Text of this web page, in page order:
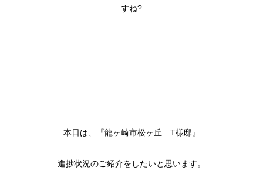
すね?
ｰｰｰｰｰｰｰｰｰｰｰｰｰｰｰｰｰｰｰｰｰｰｰｰｰｰｰｰ
本日は、『龍ヶ崎市松ヶ丘 T様邸』
進捗状況のご紹介をしたいと思います。